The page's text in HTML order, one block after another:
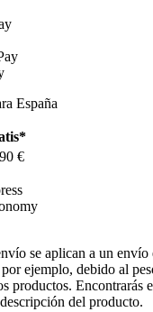
España
€
se aplican a un envío
ejemplo, debido al
productos. Encontrarás
del producto.